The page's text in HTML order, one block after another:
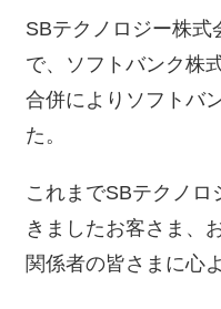
SBテクノロジー株式
で、ソフトバンク株
合併によりソフトバ
た。
これまでSBテクノ
きましたお客さま、
関係者の皆さまに心